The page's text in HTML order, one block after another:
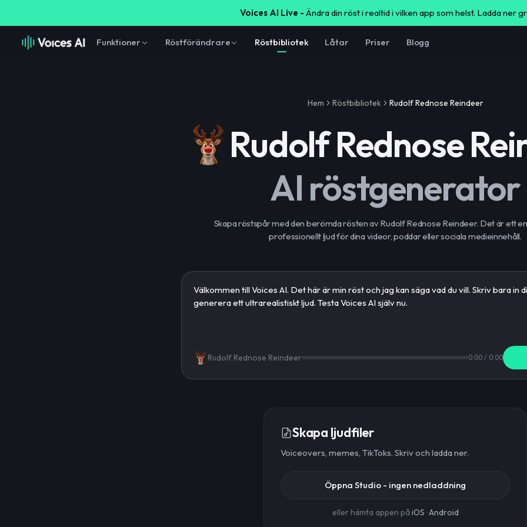
Voices AI Live - Ändra din röst i realtid i vilken app som helst. Ladda ner
Funktioner Röstförändrare Röstbibliotek Låtar Priser Blogg
Hem Röstbibliotek Rudolf Rednose Reindeer
Rudolf Rednose
AI röstgenerator
Skapa röstspår med den berömda rösten av Rudolf Rednose Reindeer. Det är ett
professionellt ljud för dina videor, poddar eller sociala medieinnehåll.
Rudolf Rednose Reindeer 0:00 / 0:00
Skapa ljudfiler
Voiceovers, memes, TikToks. Skriv och ladda ner.
Öppna Studio - ingen nedladdning
eller hämta appen påiOS ·Android